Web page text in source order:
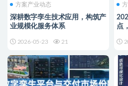
方案产业动态
深耕数字孪生技术应用，构筑产
业规模化服务体系
2026-05-23 21
点